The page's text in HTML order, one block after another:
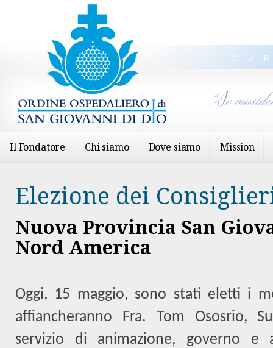
Il Fondatore Chi siamo Dove siamo Mission
“Se
Elezione dei
Nuova Provincia San
Nord America
Oggi, 15 maggio, sono stati eletti i
affiancheranno Fra. Tom Ososrio,
servizio di animazione, governo e